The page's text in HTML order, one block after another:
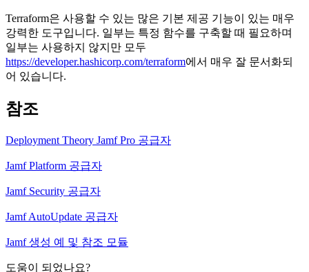
Terraform은 사용할 수 있는 많은 기본 제공 기능이 있는 매우
강력한 도구입니다. 일부는 특정 함수를 구축할 때 필요하며
일부는 사용하지 않지만 모두
https://developer.hashicorp.com/terraform에서 매우 잘 문서화되
어 있습니다.
참조
Deployment Theory Jamf Pro 공급자
Jamf Platform 공급자
Jamf Security 공급자
Jamf AutoUpdate 공급자
Jamf 생성 예 및 참조 모듈
도움이 되었나요?